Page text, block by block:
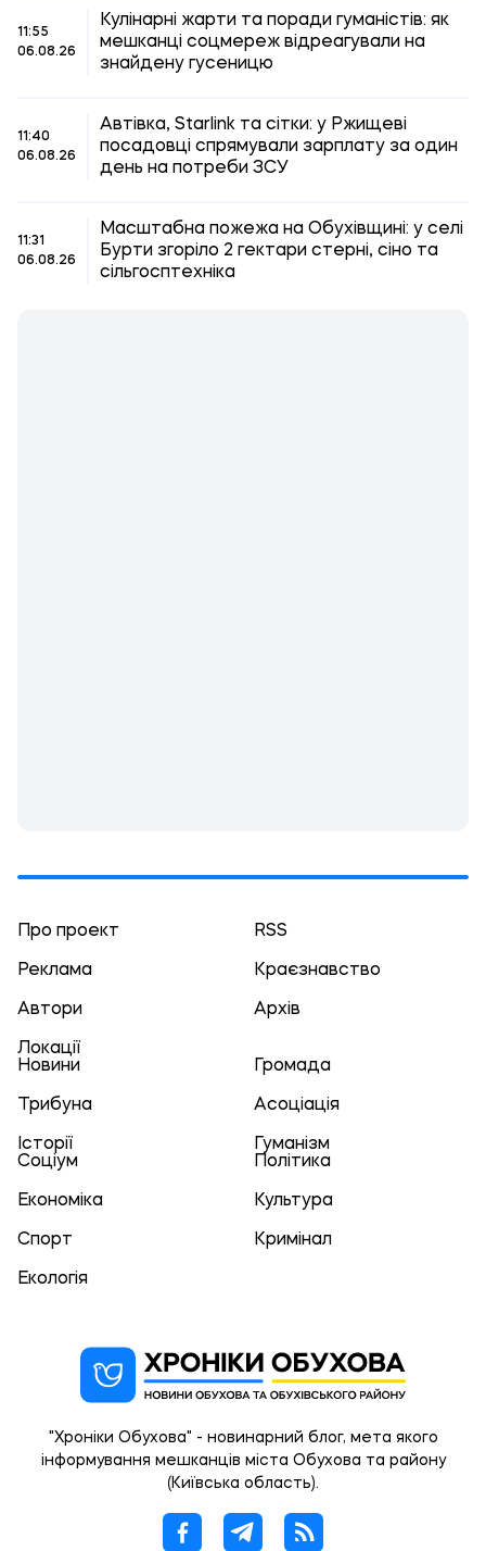
11:55
06.08.26
Кулінарні жарти та поради гуманістів: як
мешканці соцмереж відреагували на
знайдену гусеницю
11:40
06.08.26
Автівка, Starlink та сітки: у Ржищеві
посадовці спрямували зарплату за один
день на потреби ЗСУ
11:31
06.08.26
Масштабна пожежа на Обухівщині: у селі
Бурти згоріло 2 гектари стерні, сіно та
сільгосптехніка
Про проект RSS
Реклама Краєзнавство
Автори Архів
Локації
Новини
Громада
Трибуна Асоціація
Історії
Гуманізм
Соціум
Політика
Економіка Культура
Спорт Кримінал
Екологія
"Хроніки Обухова" - новинарний блог, мета якого
інформування мешканців міста Обухова та району
(Київська область).